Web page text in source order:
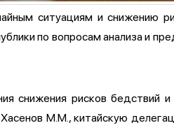
ситуациям и снижению
по вопросам анализа и
снижения рисков
М.М., китайскую